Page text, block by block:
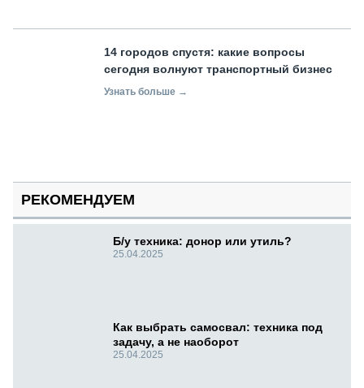
14 городов спустя: какие вопросы
сегодня волнуют транспортный бизнес
Узнать больше →
РЕКОМЕНДУЕМ
Б/у техника: донор или утиль?
25.04.2025
Как выбрать самосвал: техника под
задачу, а не наоборот
25.04.2025